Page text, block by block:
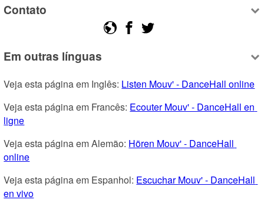
Contato
Em outras línguas
Veja esta página em Inglês: Listen Mouv' - DanceHall online
Veja esta página em Francês: Ecouter Mouv' - DanceHall en
ligne
Veja esta página em Alemão: Hören Mouv' - DanceHall
online
Veja esta página em Espanhol: Escuchar Mouv' - DanceHall
en vivo